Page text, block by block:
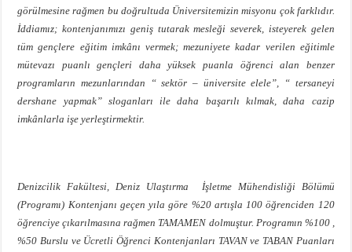
görülmesine rağmen bu doğrultuda Üniversitemizin misyonu çok farklıdır.
İddiamız; kontenjanımızı geniş tutarak mesleği severek, isteyerek gelen
tüm gençlere eğitim imkânı vermek; mezuniyete kadar verilen eğitimle
mütevazı puanlı gençleri daha yüksek puanla öğrenci alan benzer
programların mezunlarından “ sektör – üniversite elele”, “ tersaneyi
dershane yapmak” sloganları ile daha başarılı kılmak, daha cazip
imkânlarla işe yerleştirmektir.
Denizcilik Fakültesi, Deniz Ulaştırma İşletme Mühendisliği Bölümü
(Programı) Kontenjanı geçen yıla göre %20 artışla 100 öğrenciden 120
öğrenciye çıkarılmasına rağmen TAMAMEN dolmuştur. Programın %100 ,
%50 Burslu ve Ücretli Öğrenci Kontenjanları TAVAN ve TABAN Puanları